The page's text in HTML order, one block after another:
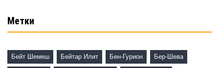
Метки
Бейт Шемеш Бейтар Илит Бен-Гурион Бер-Шева